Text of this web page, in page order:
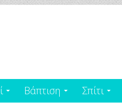
Βάπτιση Σπίτι